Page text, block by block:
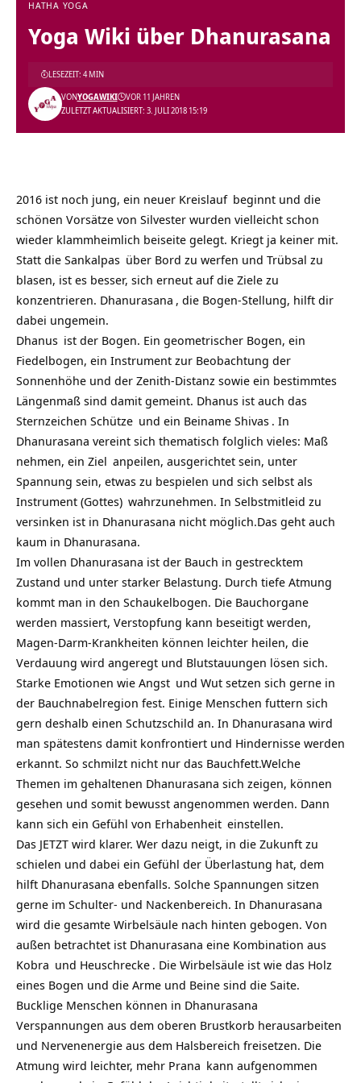
HATHA YOGA
Yoga Wiki über Dhanurasana
ZULETZT AKTUALISIERT: 3. JULI 2018 15:19
VONYOGAWIKI VOR 11 JAHREN
LESEZEIT: 4 MIN
2016 ist noch jung, ein neuer Kreislauf beginnt und die
schönen Vorsätze von Silvester wurden vielleicht schon
wieder klammheimlich beiseite gelegt. Kriegt ja keiner mit.
Statt die Sankalpas über Bord zu werfen und Trübsal zu
blasen, ist es besser, sich erneut auf die Ziele zu
konzentrieren. Dhanurasana , die Bogen-Stellung, hilft dir
dabei ungemein.
Dhanus ist der Bogen. Ein geometrischer Bogen, ein
Fiedelbogen, ein Instrument zur Beobachtung der
Sonnenhöhe und der Zenith-Distanz sowie ein bestimmtes
Längenmaß sind damit gemeint. Dhanus ist auch das
Sternzeichen Schütze und ein Beiname Shivas . In
Dhanurasana vereint sich thematisch folglich vieles: Maß
nehmen, ein Ziel anpeilen, ausgerichtet sein, unter
Spannung sein, etwas zu bespielen und sich selbst als
Instrument (Gottes) wahrzunehmen. In Selbstmitleid zu
versinken ist in Dhanurasana nicht möglich.Das geht auch
kaum in Dhanurasana.
Im vollen Dhanurasana ist der Bauch in gestrecktem
Zustand und unter starker Belastung. Durch tiefe Atmung
kommt man in den Schaukelbogen. Die Bauchorgane
werden massiert, Verstopfung kann beseitigt werden,
Magen-Darm-Krankheiten können leichter heilen, die
Verdauung wird angeregt und Blutstauungen lösen sich.
Starke Emotionen wie Angst und Wut setzen sich gerne in
der Bauchnabelregion fest. Einige Menschen futtern sich
gern deshalb einen Schutzschild an. In Dhanurasana wird
man spätestens damit konfrontiert und Hindernisse werden
erkannt. So schmilzt nicht nur das Bauchfett.Welche
Themen im gehaltenen Dhanurasana sich zeigen, können
gesehen und somit bewusst angenommen werden. Dann
kann sich ein Gefühl von Erhabenheit einstellen.
Das JETZT wird klarer. Wer dazu neigt, in die Zukunft zu
schielen und dabei ein Gefühl der Überlastung hat, dem
hilft Dhanurasana ebenfalls. Solche Spannungen sitzen
gerne im Schulter- und Nackenbereich. In Dhanurasana
wird die gesamte Wirbelsäule nach hinten gebogen. Von
außen betrachtet ist Dhanurasana eine Kombination aus
Kobra und Heuschrecke . Die Wirbelsäule ist wie das Holz
eines Bogen und die Arme und Beine sind die Saite.
Bucklige Menschen können in Dhanurasana
Verspannungen aus dem oberen Brustkorb herausarbeiten
und Nervenenergie aus dem Halsbereich freisetzen. Die
Atmung wird leichter, mehr Prana kann aufgenommen